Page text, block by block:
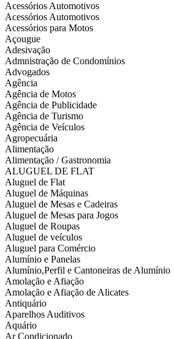
Acessórios Automotivos
Acessórios Automotivos
Acessórios para Motos
Açougue
Adesivação
Admnistração de Condomínios
Advogados
Agência
Agência de Motos
Agência de Publicidade
Agência de Turismo
Agência de Veículos
Agropecuária
Alimentação
Alimentação / Gastronomia
ALUGUEL DE FLAT
Aluguel de Flat
Aluguel de Máquinas
Aluguel de Mesas e Cadeiras
Aluguel de Mesas para Jogos
Aluguel de Roupas
Aluguel de veículos
Aluguel para Comércio
Alumínio e Panelas
Alumínio,Perfil e Cantoneiras de Alumínio
Amolação e Afiação
Amolação e Afiação de Alicates
Antiquário
Aparelhos Auditivos
Aquário
Ar Condicionado